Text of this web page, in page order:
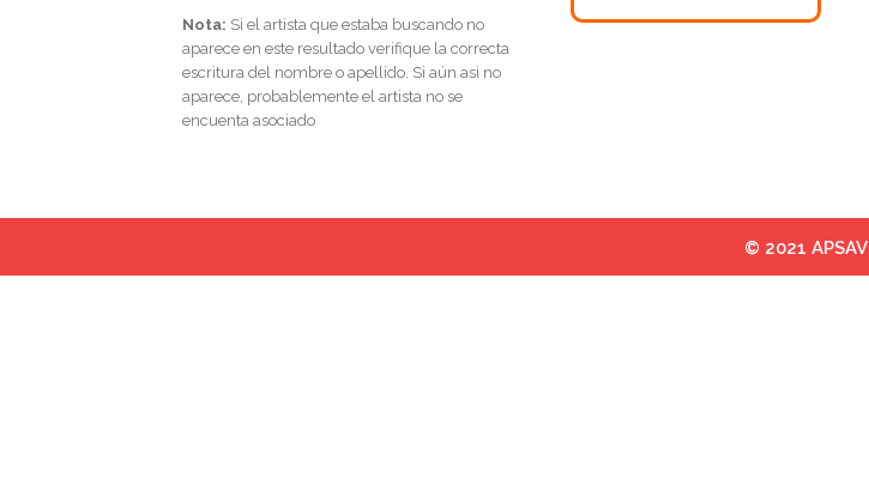
Nota: Si el artista que estaba buscando no
aparece en este resultado verifique la correcta
escritura del nombre o apellido. Si aún asi no
aparece, probablemente el artista no se
encuenta asociado
© 2021 APSAV